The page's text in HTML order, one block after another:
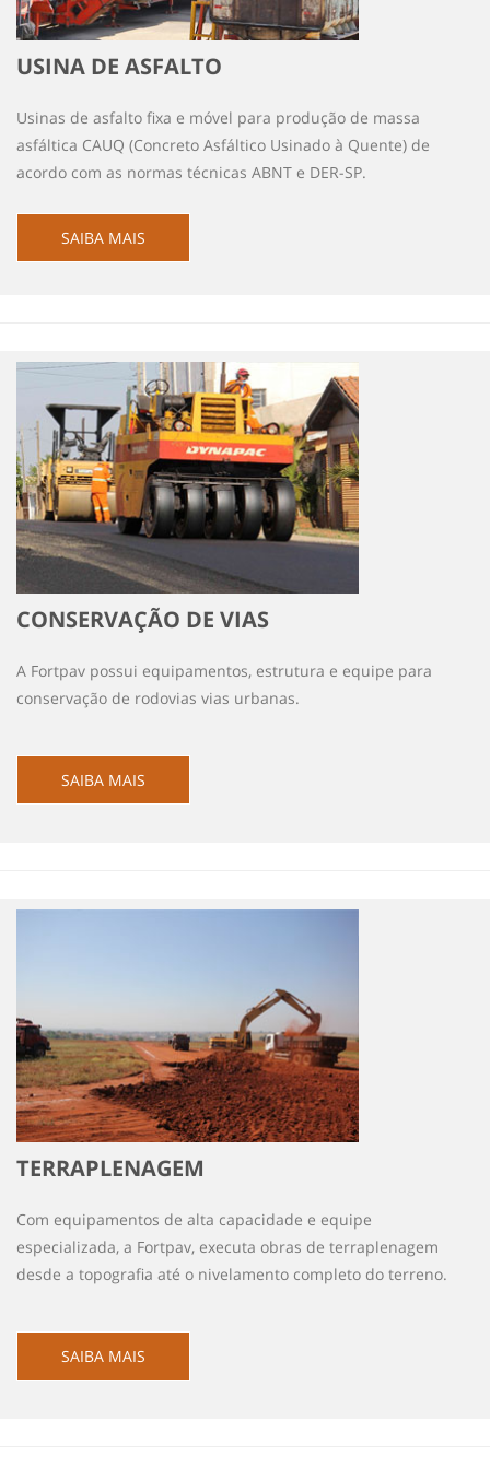
USINA DE ASFALTO
Usinas de asfalto fixa e móvel para produção de massa
asfáltica CAUQ (Concreto Asfáltico Usinado à Quente) de
acordo com as normas técnicas ABNT e DER-SP.
SAIBA MAIS
CONSERVAÇÃO DE VIAS
A Fortpav possui equipamentos, estrutura e equipe para
conservação de rodovias vias urbanas.
SAIBA MAIS
TERRAPLENAGEM
Com equipamentos de alta capacidade e equipe
especializada, a Fortpav, executa obras de terraplenagem
desde a topografia até o nivelamento completo do terreno.
SAIBA MAIS